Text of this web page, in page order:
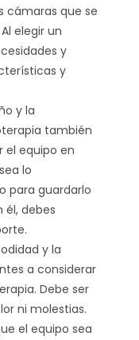
cámaras que se
elegir un
y
y
y la
también
el equipo en
lo
para guardarlo
él, debes
y la
a considerar
Debe ser
ni molestias.
el equipo sea